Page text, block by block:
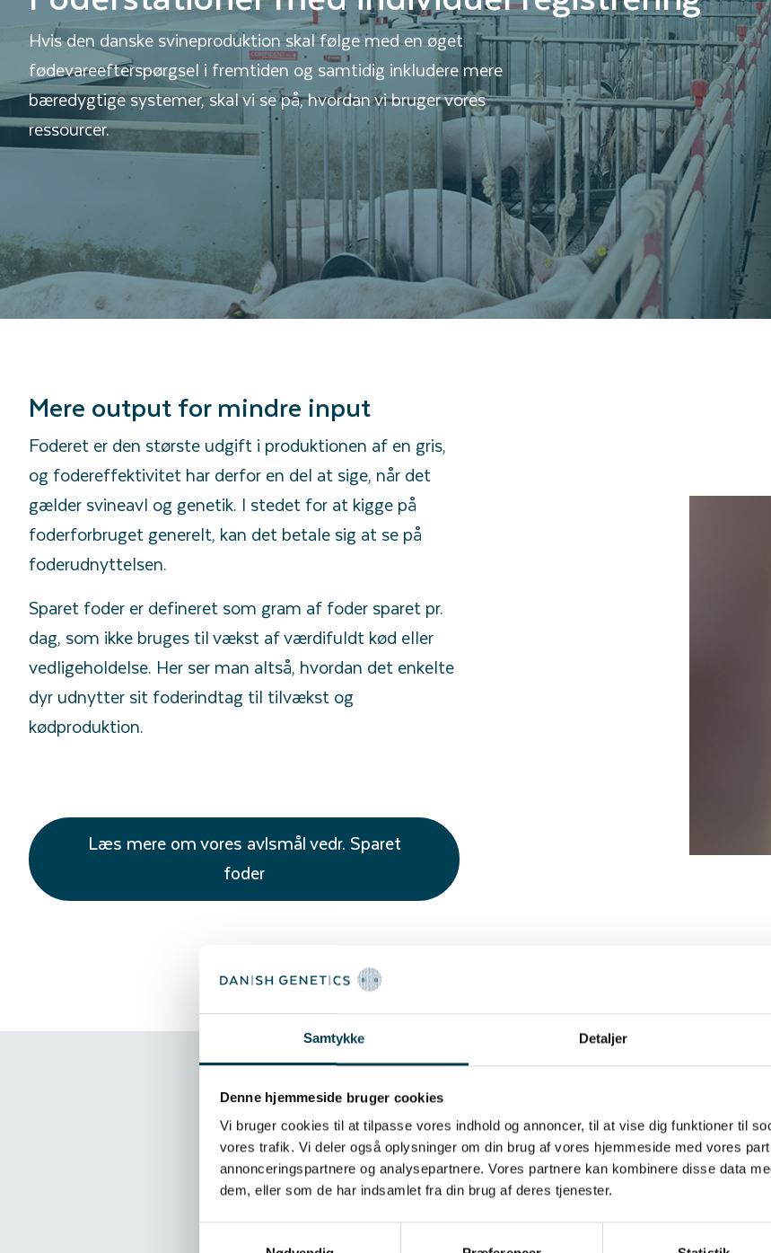
Samtykke Detaljer
Denne hjemmeside bruger cookies
Vi bruger cookies til at tilpasse vores indhold og annoncer, til at vise dig funktioner til
vores trafik. Vi deler også oplysninger om din brug af vores hjemmeside med vores
annonceringspartnere og analysepartnere. Vores partnere kan kombinere disse data
dem, eller som de har indsamlet fra din brug af deres tjenester.
Hvis den danske svineproduktion skal følge med en øget
fødevareefterspørgsel i fremtiden og samtidig inkludere mere
bæredygtige systemer, skal vi se på, hvordan vi bruger vores
ressourcer.
Mere output for mindre input
Foderet er den største udgift i produktionen af en gris,
og fodereffektivitet har derfor en del at sige, når det
gælder svineavl og genetik. I stedet for at kigge på
foderforbruget generelt, kan det betale sig at se på
foderudnyttelsen.
Sparet foder er defineret som gram af foder sparet pr.
dag, som ikke bruges til vækst af værdifuldt kød eller
vedligeholdelse. Her ser man altså, hvordan det enkelte
dyr udnytter sit foderindtag til tilvækst og
kødproduktion.
Læs mere om vores avlsmål vedr. Sparet
foder